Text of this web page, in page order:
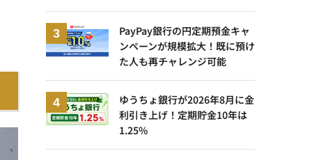
PayPay銀行の円定期預金キャ
ンペーンが規模拡大！既に預け
た人も再チャレンジ可能
ゆうちょ銀行が2026年8月に金
利引き上げ！定期貯金10年は
1.25%